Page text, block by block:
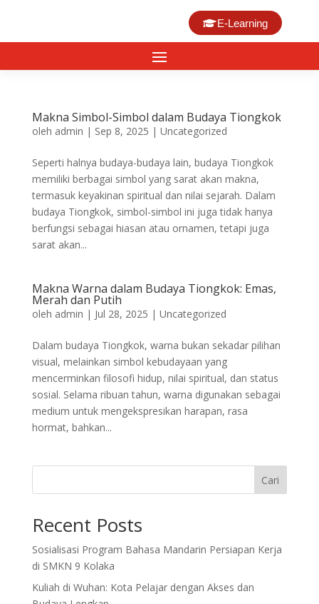
E-Learning
Makna Simbol-Simbol dalam Budaya Tiongkok
oleh admin | Sep 8, 2025 | Uncategorized
Seperti halnya budaya-budaya lain, budaya Tiongkok
memiliki berbagai simbol yang sarat akan makna,
termasuk keyakinan spiritual dan nilai sejarah. Dalam
budaya Tiongkok, simbol-simbol ini juga tidak hanya
berfungsi sebagai hiasan atau ornamen, tetapi juga
sarat akan...
Makna Warna dalam Budaya Tiongkok: Emas,
Merah dan Putih
oleh admin | Jul 28, 2025 | Uncategorized
Dalam budaya Tiongkok, warna bukan sekadar pilihan
visual, melainkan simbol kebudayaan yang
mencerminkan filosofi hidup, nilai spiritual, dan status
sosial. Selama ribuan tahun, warna digunakan sebagai
medium untuk mengekspresikan harapan, rasa
hormat, bahkan...
Cari
Recent Posts
Sosialisasi Program Bahasa Mandarin Persiapan Kerja
di SMKN 9 Kolaka
Kuliah di Wuhan: Kota Pelajar dengan Akses dan